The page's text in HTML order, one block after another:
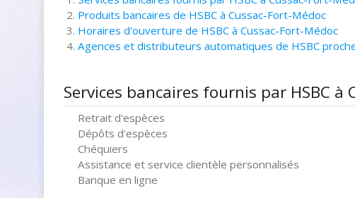
Produits bancaires de HSBC à Cussac-Fort-Médoc
Horaires d'ouverture de HSBC à Cussac-Fort-Médoc
Agences et distributeurs automatiques de HSBC
Services bancaires fournis par HSBC à
Retrait d'espèces
Dépôts d'espèces
Chéquiers
Assistance et service clientèle personnalisés
Banque en ligne